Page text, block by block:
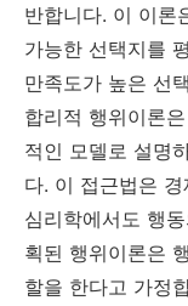
반합니다. 이 이론
가능한 선택지를
만족도가 높은 선
합리적 행위이론
적인 모델로 설명
다. 이 접근법은
심리학에서도 행
획된 행위이론은
할을 한다고 가정